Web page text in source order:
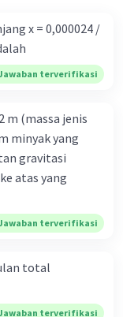
x = 0,000024 /
terverifikasi
m (massa jenis
minyak yang
gravitasi
atas yang
terverifikasi
terverifikasi